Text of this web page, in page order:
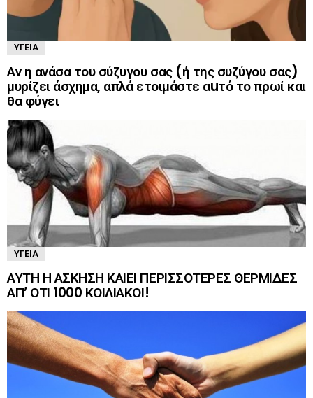
ΥΓΕΊΑ
Αν η ανάσα του σύζυγου σας (ή της συζύγου σας)
μυρίζει άσχημα, απλά ετοιμάστε αuτό το πρωί και
θα φύγει
ΥΓΕΊΑ
ΑΥΤΗ Η ΑΣΚΗΣΗ ΚΑΙΕΙ ΠΕΡΙΣΣΟΤΕΡΕΣ ΘΕΡΜΙΔΕΣ
ΑΠ’ ΟΤΙ 1000 ΚΟΙΛΙΑΚΟΙ!